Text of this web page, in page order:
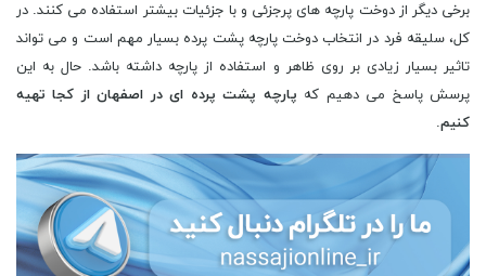
برخی دیگر از دوخت پارچه های پرجزئی و با جزئیات بیشتر استفاده می کنند. در
کل، سلیقه فرد در انتخاب دوخت پارچه پشت پرده بسیار مهم است و می تواند
تاثیر بسیار زیادی بر روی ظاهر و استفاده از پارچه داشته باشد. حال به این
پرسش پاسخ می دهیم که پارچه پشت پرده ای در اصفهان از کجا تهیه
کنیم.